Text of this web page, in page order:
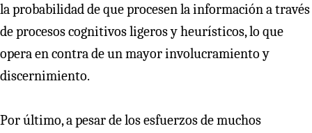
la probabilidad de que procesen la información a través
de procesos cognitivos ligeros y heurísticos, lo que
opera en contra de un mayor involucramiento y
discernimiento.
Por último, a pesar de los esfuerzos de muchos